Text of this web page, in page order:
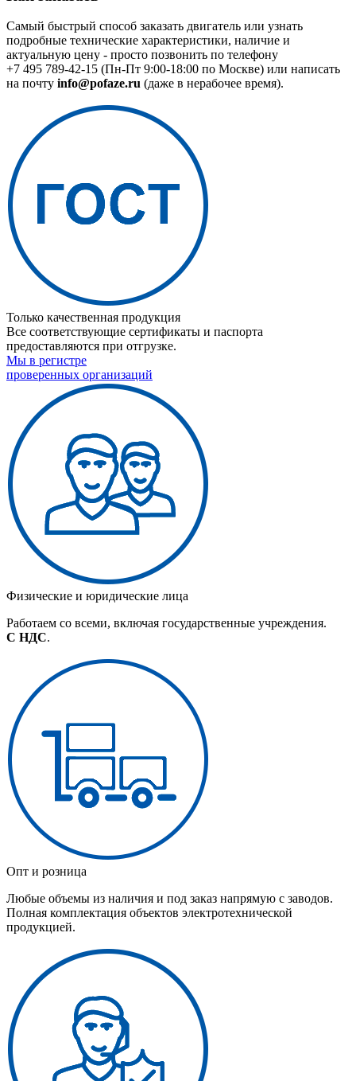
Самый быстрый способ заказать двигатель или узнать
подробные технические характеристики, наличие и
актуальную цену - просто позвонить по телефону
+7 495 789-42-15 (Пн-Пт 9:00-18:00 по Москве) или написать
на почту info@pofaze.ru (даже в нерабочее время).
Только качественная продукция
Все соответствующие сертификаты и паспорта
предоставляются при отгрузке.
Мы в регистре
проверенных организаций
Физические и юридические лица
Работаем со всеми, включая государственные учреждения.
С НДС.
Опт и розница
Любые объемы из наличия и под заказ напрямую с заводов.
Полная комплектация объектов электротехнической
продукцией.